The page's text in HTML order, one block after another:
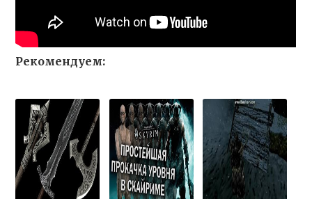
Рекомендуем: